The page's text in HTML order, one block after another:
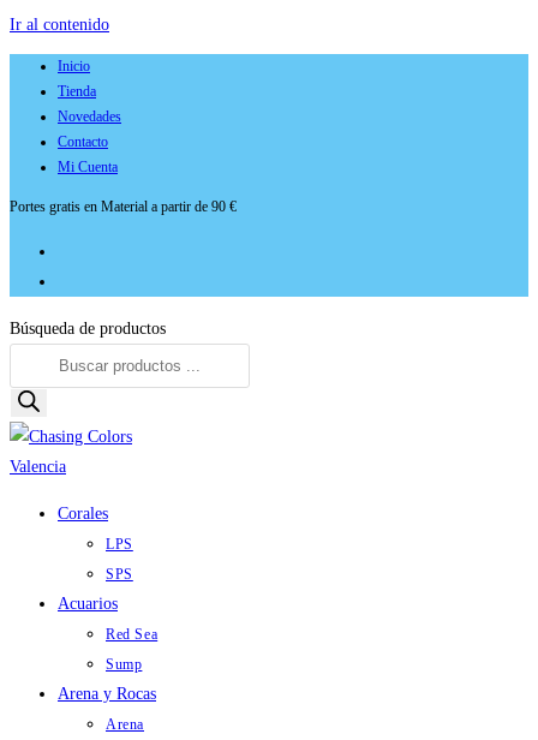
Ir al contenido
Inicio
Tienda
Novedades
Contacto
Mi Cuenta
Portes gratis en Material a partir de 90 €
Búsqueda de productos
Corales
LPS
SPS
Acuarios
Red Sea
Sump
Arena y Rocas
Arena